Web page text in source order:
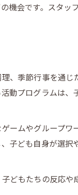
機会です。スタッ
、季節行事を通じ
動プログラムは、
ームやグループワ
子ども自身が選択
どもたちの反応や